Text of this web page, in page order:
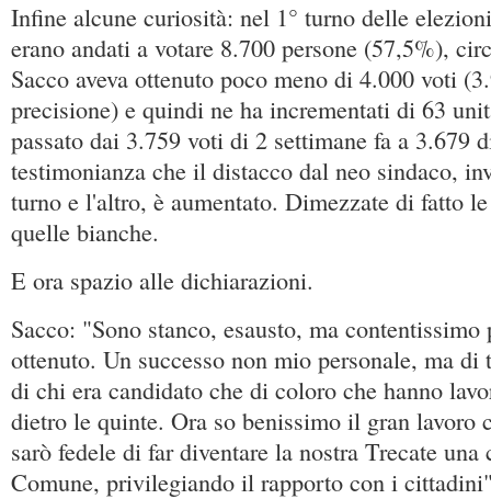
Infine alcune curiosità: nel 1° turno delle
erano andati a votare 8.700 persone (57,5%),
Sacco aveva ottenuto poco meno di 4.000 voti
precisione) e quindi ne ha incrementati di 63
passato dai 3.759 voti di 2 settimane fa a 3.679
testimonianza che il distacco dal neo sindaco,
turno e l'altro, è aumentato. Dimezzate di fatto
quelle bianche.
E ora spazio alle dichiarazioni.
Sacco: "Sono stanco, esausto, ma
ottenuto. Un successo non mio personale, ma di
di chi era candidato che di coloro che hanno
dietro le quinte. Ora so benissimo il gran lavoro
sarò fedele di far diventare la nostra Trecate
Comune, privilegiando il rapporto con i